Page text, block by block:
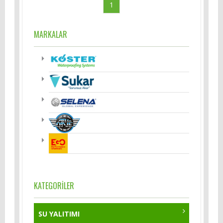
1
MARKALAR
KATEGORİLER
SU YALITIMI